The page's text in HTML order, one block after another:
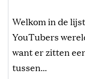
Welkom in de
YouTubers
want er zitten
tussen…